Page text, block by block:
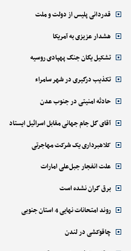
قدردانی پلیس از دولت و ملت
هشدار عزیزی به آمریکا
تشکیل یگان جنگ پهپادی روسیه
تکذیب درگیری در شهر سامراء
حادثه امنیتی در جنوب عدن
آقای گل جام جهانی مقابل اسرائیل ایستاد
کلاهبرداری یک شرکت مهاجرتی
علت انفجار جبل‌علی امارات
برق گران نشده است
روند امتحانات نهایی 4 استان جنوبی
چاقوکشی در لندن